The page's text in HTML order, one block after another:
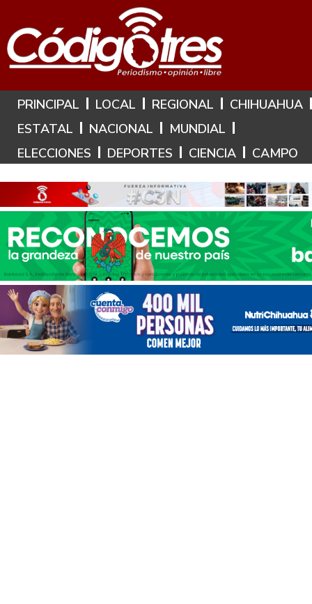
Hoy es: 8 de Agosto de 2026
PRINCIPAL LOCAL REGIONAL
CHIHUAHUA
ESTATAL
NACIONAL
MUNDIAL
ELECCIONES
DEPORTES CIENCIA CAMPO